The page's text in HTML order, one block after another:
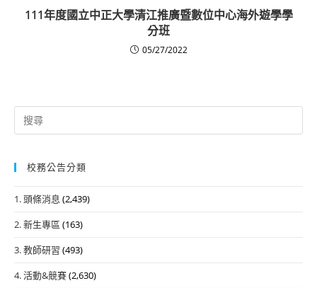
111年度國立中正大學清江推廣暨數位中心海外遊學學
分班
05/27/2022
Search
for:
校務公告分類
1. 頭條消息 (2,439)
2. 新生專區 (163)
3. 教師研習 (493)
4. 活動&競賽(2,630)